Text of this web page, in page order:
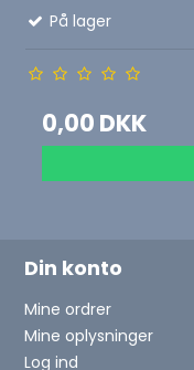
På lager
0,00 DKK
Din konto
Mine ordrer
Mine oplysninger
Log ind